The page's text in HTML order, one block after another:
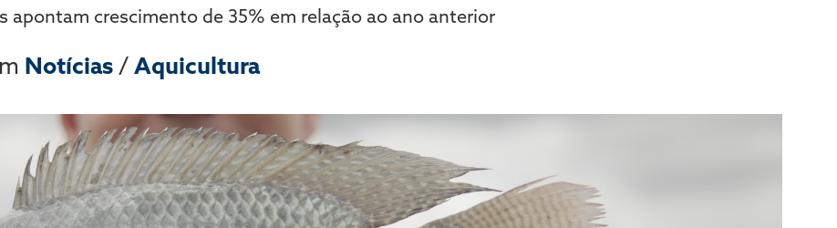
apontam crescimento de 35% em relação ao ano anterior
Notícias/Aquicultura